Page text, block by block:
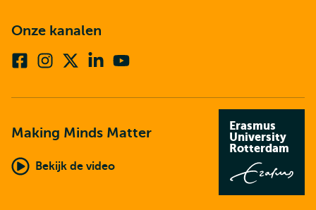
Onze kanalen
FacebookInstagram
twitter)
Linkedin
Making Minds Matter
Bekijk de video
Erasmus
University
Rotterdam